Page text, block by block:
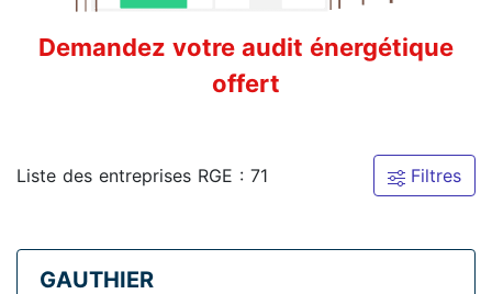
Demandez votre audit énergétique
offert
Liste des entreprises RGE : 71 Filtres
GAUTHIER